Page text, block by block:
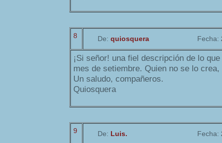
8 De: quiosquera Fecha:
¡Si señor! una fiel descripción de lo
mes de setiembre. Quien no se lo
Un saludo, compañeros.
Quiosquera
9 De: Luis. Fecha: